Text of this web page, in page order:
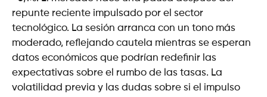
repunte reciente impulsado por el sector
tecnológico. La sesión arranca con un tono más
moderado, reflejando cautela mientras se esperan
datos económicos que podrían redefinir las
expectativas sobre el rumbo de las tasas. La
volatilidad previa y las dudas sobre si el impulso